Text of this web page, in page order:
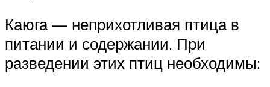
Каюга — неприхотливая птица в
питании и содержании. При
разведении этих птиц необходимы: